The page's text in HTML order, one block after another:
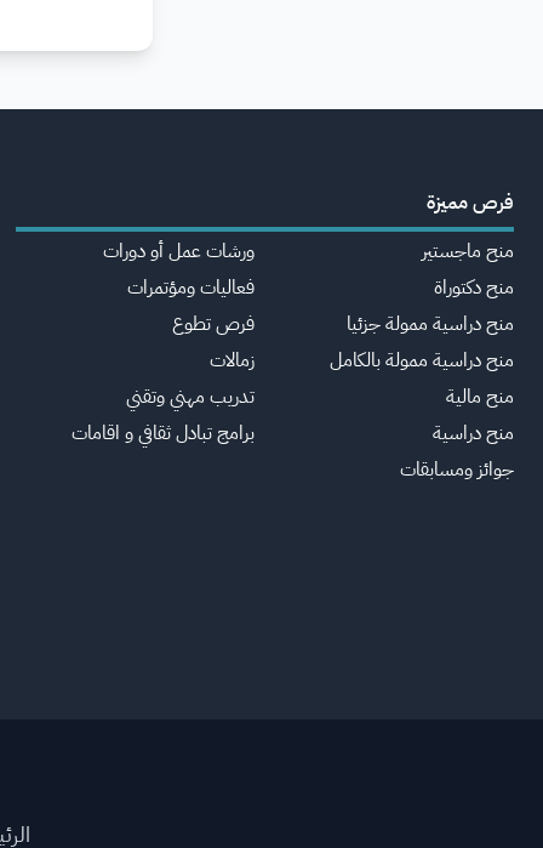
فرص مميزة
منح ماجستير
منح دكتوراة
منح دراسية ممولة جزئيا
منح دراسية ممولة بالكامل
منح مالية
منح دراسية
جوائز ومسابقات
ورشات عمل أو دورات
فعاليات ومؤتمرات
فرص تطوع
زمالات
تدريب مهني وتقني
برامج تبادل ثقافي و اقامات